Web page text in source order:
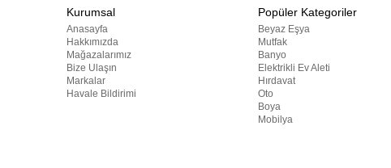
Kurumsal
Anasayfa
Hakkımızda
Mağazalarımız
Bize Ulaşın
Markalar
Havale Bildirimi
Popüler Kategoriler
Beyaz Eşya
Mutfak
Banyo
Elektrikli Ev Aleti
Hırdavat
Oto
Boya
Mobilya